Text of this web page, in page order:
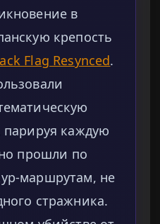
в
крепость
Flag Resynced.
каждую
прошли по
маршрутам, не
стражника.